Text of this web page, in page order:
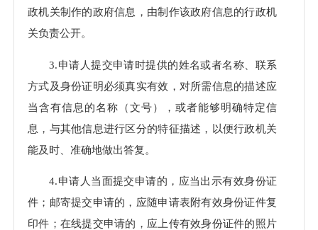
政机关制作的政府信息，由制作该政府信息的行政机
关负责公开。
3.申请人提交申请时提供的姓名或者名称、联系
方式及身份证明必须真实有效，对所需信息的描述应
当含有信息的名称（文号），或者能够明确特定信
息，与其他信息进行区分的特征描述，以便行政机关
能及时、准确地做出答复。
4.申请人当面提交申请的，应当出示有效身份证
件；邮寄提交申请的，应随申请表附有效身份证件复
印件；在线提交申请的，应上传有效身份证件的照片